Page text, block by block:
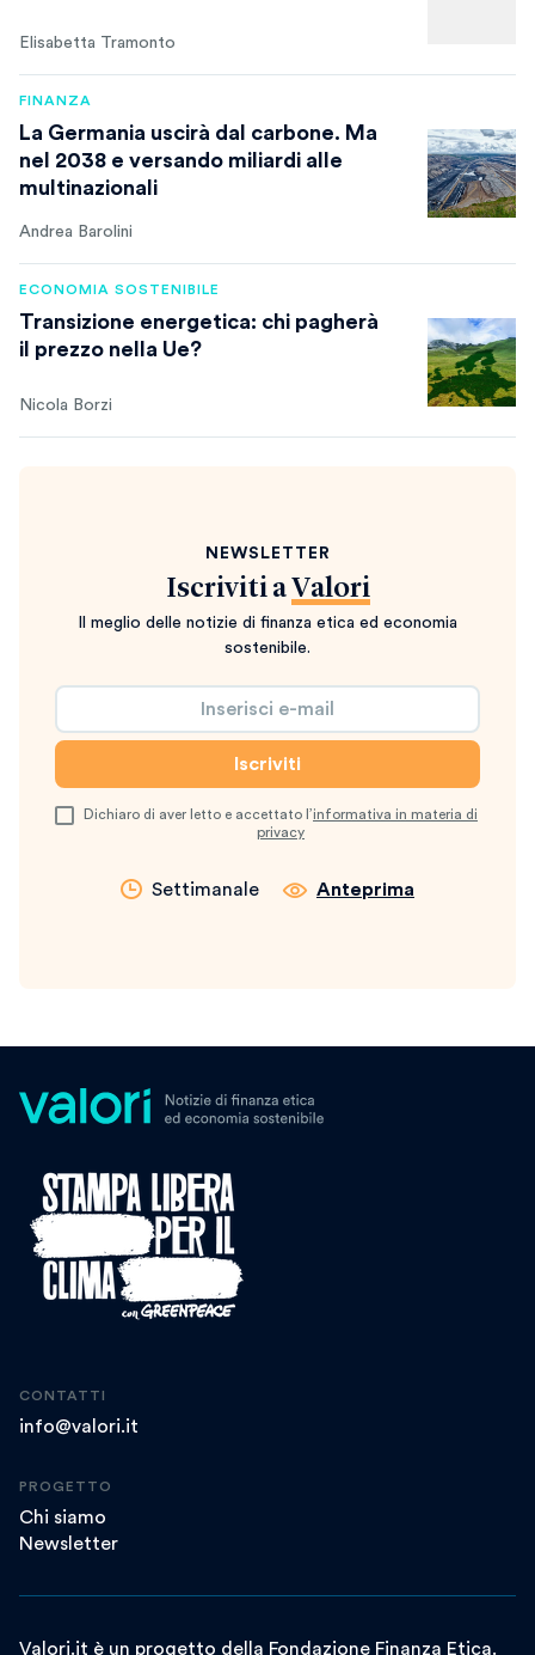
Elisabetta Tramonto
FINANZA
La Germania uscirà dal carbone. Ma
nel 2038 e versando miliardi alle
multinazionali
Andrea Barolini
ECONOMIA SOSTENIBILE
Transizione energetica: chi pagherà
il prezzo nella Ue?
Nicola Borzi
NEWSLETTER
Iscriviti a Valori
Il meglio delle notizie di finanza etica ed economia
sostenibile.
Dichiaro di aver letto e accettato l’informativa in materia di
privacy
Settimanale Anteprima
CONTATTI
info@valori.it
PROGETTO
Chi siamo
Newsletter
Valori.it è un progetto della Fondazione Finanza Etica.